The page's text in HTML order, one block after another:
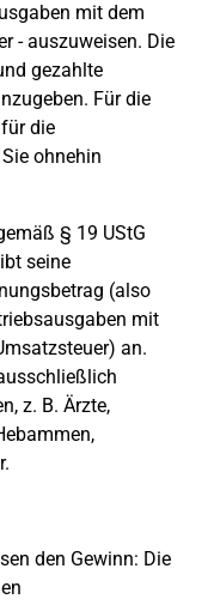
mit dem
- auszuweisen. Die
gezahlte
Für die
die
ohnehin
§ 19 UStG
seine
(also
mit
an.
z. B. Ärzte,
den Gewinn: Die